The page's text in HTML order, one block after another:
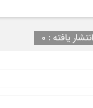
انتشار یافته : 0